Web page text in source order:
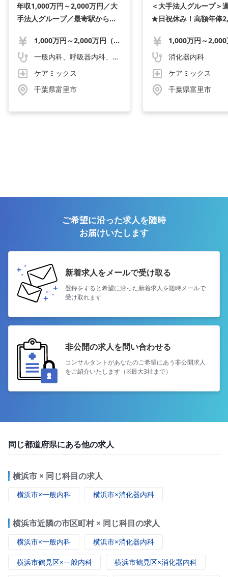
年収1,000万円～2,000万円／大
手法人グループ／最寄駅から徒
1,000万円～2,000万円（応相談）
一般内科、呼吸器内科、脳神経内科、老人内科、一般外科、消化器外科、血液内科、内分泌内科、その他、循環器内科、消化器内科
ケアミックス
千葉県富里市
＜大手法人グループ＞
★日祝休み！高額年俸
消化器内科
ケアミックス
千葉県富里市
ご希望に沿った求人を随時
お届けいたします
新着求人をメールで受け取る
登録をすると希望に沿った新着求人を随時メールで
受け取れます
非公開の求人を問い合わせる
コンサルタントがあなたのご希望にあう非公開求人
をご紹介いたします（※最大3社まで）
同じ都道府県にある他の求人
横浜市 × 同じ科目の求人
横浜市×一般内科 横浜市×消化器内科
横浜市近隣の市区町村 × 同じ科目の求人
横浜市×一般内科 横浜市×消化器内科
横浜市鶴見区×一般内科 横浜市鶴見区×消化器内科